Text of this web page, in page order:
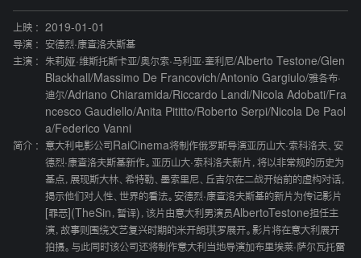
上映 :
2019-01-01
导演 :
安德烈·康查洛夫斯基
主演 :
朱莉娅·维斯托斯卡亚/奥尔索·马利亚·奎利尼/Alberto Testone/Glen
Blackhall /Massimo De Francovich/Antonio Gargiulo/雅各布·
迪尔/Adriano Chiaramida/Riccardo Landi/Nicola Adobati/Fra
ncesco Gaudiello/Anita Pititto/Roberto Serpi/Nicola De Paol
a/Federico Vanni
简介 :
意大利电影公司RaiCinema将制作俄罗斯导演亚历山大·索科洛夫、安
德烈·康查洛夫斯基新作。亚历山大·索科洛夫新片，将以非常规的历史为
基点，展现斯大林、希特勒、墨索里尼、丘吉尔在二战开始前的虚构对话，
揭示他们对人性、世界的看法。安德烈·康查洛夫斯基的新片为传记影片
[罪恶](TheSin，暂译)，该片由意大利男演员AlbertoTestone担任主
演，故事则围绕文艺复兴时期的米开朗琪罗展开。影片将在意大利展开
拍摄。与此同时该公司还将制作意大利当地导演加布里埃莱·萨尔瓦托雷